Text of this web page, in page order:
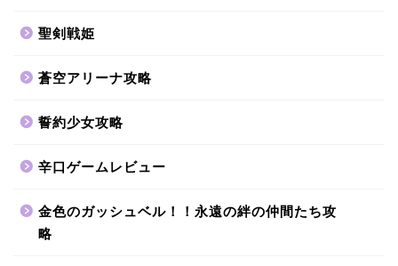
聖剣戦姫
蒼空アリーナ攻略
誓約少女攻略
辛口ゲームレビュー
金色のガッシュベル！！永遠の絆の仲間たち攻
略